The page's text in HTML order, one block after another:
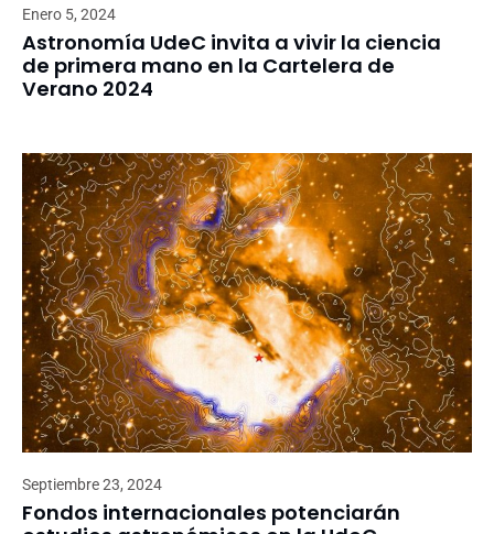
Enero 5, 2024
Astronomía UdeC invita a vivir la ciencia
de primera mano en la Cartelera de
Verano 2024
Septiembre 23, 2024
Fondos internacionales potenciarán